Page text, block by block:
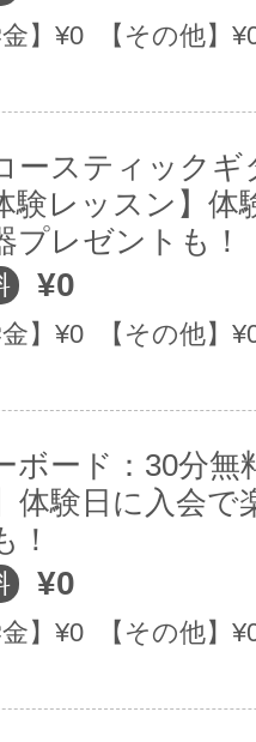
ているから…
スで、好きな
ではなく『プロ
。
』を提供します
視！楽器仲間
！＞
金】¥0 【その他】
ースティック
験レッスン】体
プレゼントも！
¥0
金】¥0 【その他】
ボード：30分
体験日に入会で
！
¥0
金】¥0 【その他】